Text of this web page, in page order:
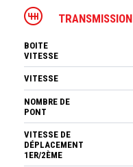
TRANSMISSION
BOITE
VITESSE
VITESSE
NOMBRE DE
PONT
VITESSE DE
DÉPLACEMENT
1ER/2ÈME